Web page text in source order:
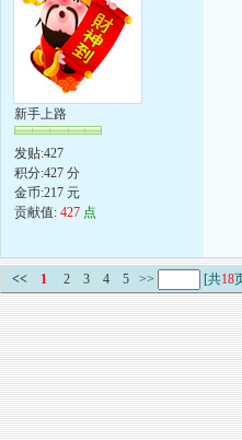
新手上路
发贴:427
积分:427 分
金币:217 元
贡献值: 427 点
<< 1 2 3 4 5 >> [共18